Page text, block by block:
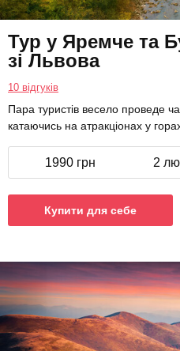
Тур у Яремче та
зі Львова
10 відгуків
Пара туристів весело проведе
катаючись на атракціонах у
1990 грн 2
Купити для себе